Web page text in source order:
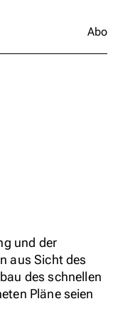
Abo
und der
aus Sicht des
des schnellen
Pläne seien